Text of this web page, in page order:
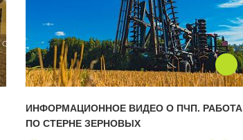
ИНФОРМАЦИОННОЕ ВИДЕО О ПЧП. РАБОТА
ПО СТЕРНЕ ЗЕРНОВЫХ